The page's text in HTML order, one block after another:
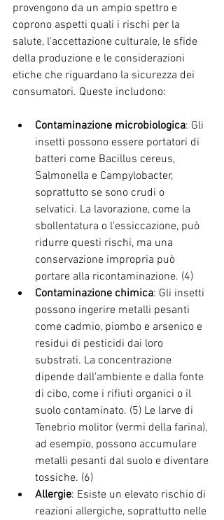
provengono da un ampio spettro e
coprono aspetti quali i rischi per la
salute, l'accettazione culturale, le sfide
della produzione e le considerazioni
etiche che riguardano la sicurezza dei
consumatori. Queste includono:
Contaminazione microbiologica: Gli
insetti possono essere portatori di
batteri come Bacillus cereus,
Salmonella e Campylobacter,
soprattutto se sono crudi o
selvatici. La lavorazione, come la
sbollentatura o l'essiccazione, può
ridurre questi rischi, ma una
conservazione impropria può
portare alla ricontaminazione. (4)
Contaminazione chimica: Gli insetti
possono ingerire metalli pesanti
come cadmio, piombo e arsenico e
residui di pesticidi dai loro
substrati. La concentrazione
dipende dall'ambiente e dalla fonte
di cibo, come i rifiuti organici o il
suolo contaminato. (5) Le larve di
Tenebrio molitor (vermi della farina),
ad esempio, possono accumulare
metalli pesanti dal suolo e diventare
tossiche. (6)
Allergie: Esiste un elevato rischio di
reazioni allergiche, soprattutto nelle